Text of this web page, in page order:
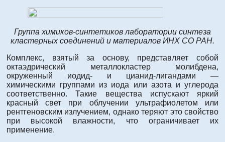
Группа химиков-синтетиков лаборатории синтеза
кластерных соединений и материалов ИНХ СО РАН.
Комплекс, взятый за основу, представляет собой
октаэдрический металлокластер молибдена,
окруженный иодид- и цианид-лигандами —
химическими группами из иода или азота и углерода
соответственно. Такие вещества испускают яркий
красный свет при облучении ультрафиолетом или
рентгеновским излучением, однако теряют это свойство
при высокой влажности, что ограничивает их
применение.